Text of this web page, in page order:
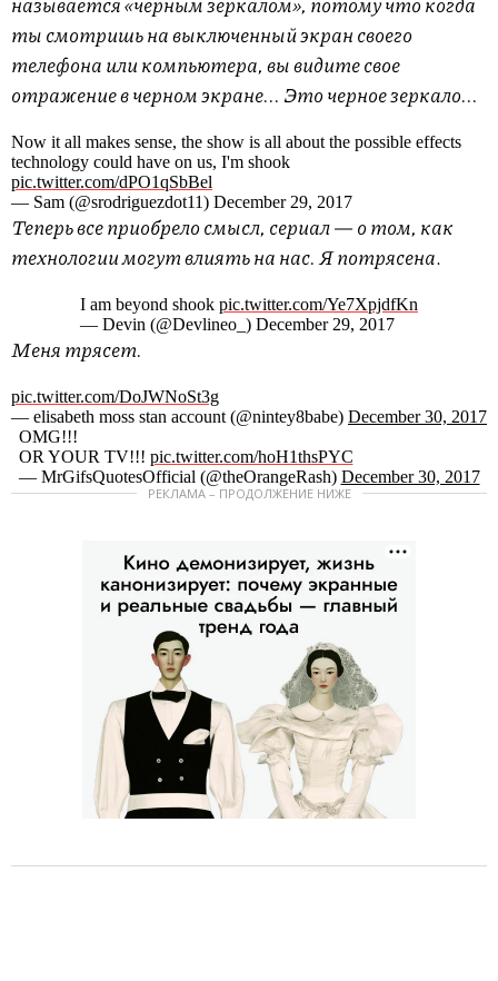
ты смотришь на выключенный экран своего
телефона или компьютера, вы видите свое
отражение в черном экране... Это черное зеркало...
Now it all makes sense, the show is all about the possible effects
technology could have on us, I'm shook
pic.twitter.com/dPO1qSbBel
— Sam (@srodriguezdot11) December 29, 2017
Теперь все приобрело смысл, сериал — о том, как
технологии могут влиять на нас. Я потрясена.
I am beyond shook pic.twitter.com/Ye7XpjdfKn
— Devin (@Devlineo_) December 29, 2017
Меня трясет.
pic.twitter.com/DoJWNoSt3g
— elisabeth moss stan account (@nintey8babe) December 30, 2017
OMG!!!
OR YOUR TV!!! pic.twitter.com/hoH1thsPYC
— MrGifsQuotesOfficial (@theOrangeRash) December 30, 2017
РЕКЛАМА – ПРОДОЛЖЕНИЕ НИЖЕ